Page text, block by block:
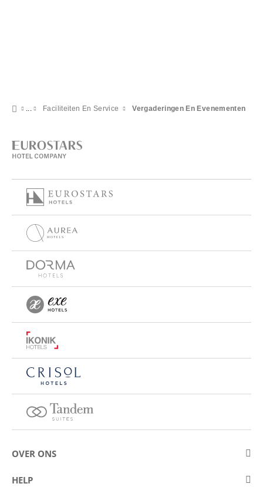
Faciliteiten En Service Vergaderingen En Evenementen
OVER ONS
Over Eurostars Hotel Company
HELP